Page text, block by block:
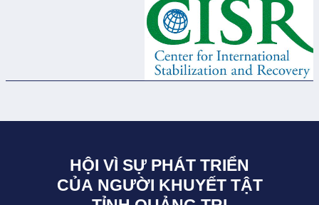
HỘI VÌ SỰ PHÁT TRIỂN
CỦA NGƯỜI KHUYẾT TẬT